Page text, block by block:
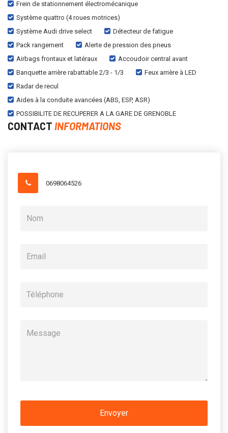
Frein de stationnement électromécanique
Système quattro (4 roues motrices)
Système Audi drive select
Détecteur de fatigue
Pack rangement
Alerte de pression des pneus
Airbags frontaux et latéraux
Accoudoir central avant
Banquette arrière rabattable 2/3 - 1/3
Feux arrière à LED
Radar de recul
Aides à la conduite avancées (ABS, ESP, ASR)
POSSIBILITE DE RECUPERER A LA GARE DE GRENOBLE
CONTACT INFORMATIONS
0698064526